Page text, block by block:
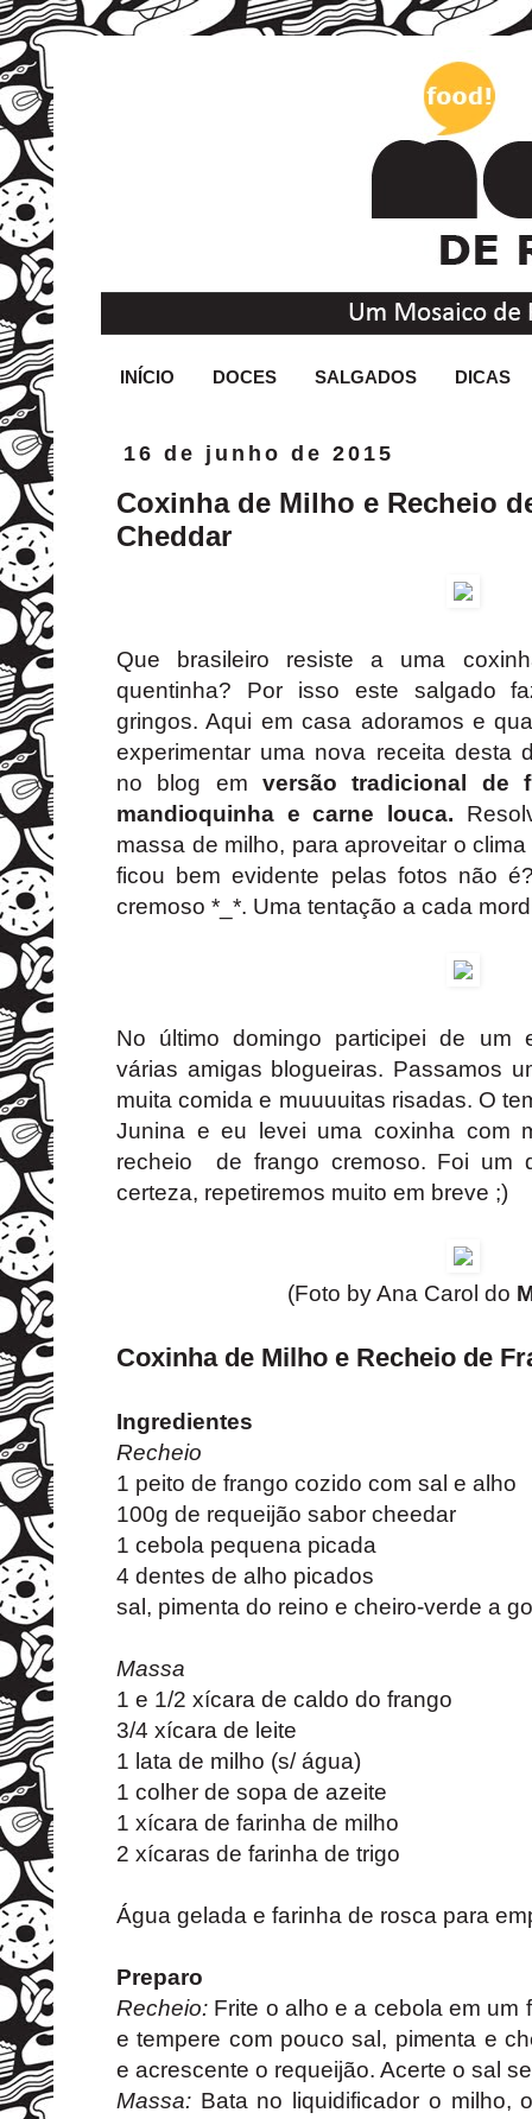
INÍCIO DOCES SALGADOS DICAS
16 de junho de 2015
Coxinha de Milho e Recheio
Cheddar
Que brasileiro resiste a uma
quentinha? Por isso este salgado
gringos. Aqui em casa adoramos e
experimentar uma nova receita desta
no blog em versão tradicional de
mandioquinha e carne louca.
massa de milho, para aproveitar o
ficou bem evidente pelas fotos não
cremoso *_*. Uma tentação a cada
No último domingo participei de um
várias amigas blogueiras. Passamos
muita comida e muuuuitas risadas. O
Junina e eu levei uma coxinha com
recheio de frango cremoso. Foi um
certeza, repetiremos muito em breve ;)
(Foto by Ana Carol do
Coxinha de Milho e Recheio de
Ingredientes
Recheio
1 peito de frango cozido com sal e alho
100g de requeijão sabor cheedar
1 cebola pequena picada
4 dentes de alho picados
sal, pimenta do reino e cheiro-verde a
Massa
1 e 1/2 xícara de caldo do frango
3/4 xícara de leite
1 lata de milho (s/ água)
1 colher de sopa de azeite
1 xícara de farinha de milho
2 xícaras de farinha de trigo
Água gelada e farinha de rosca para
Preparo
Recheio: Frite o alho e a cebola em um
e tempere com pouco sal, pimenta e
e acrescente o requeijão. Acerte o sal
Massa: Bata no liquidificador o milho,